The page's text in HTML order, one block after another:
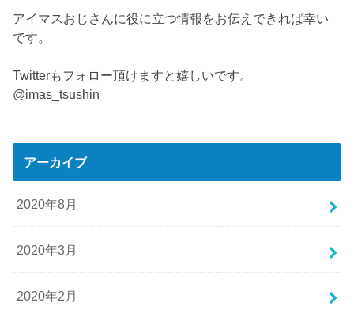
アイマスおじさんに役に立つ情報をお伝えできれば幸い
です。
Twitterもフォロー頂けますと嬉しいです。
@imas_tsushin
アーカイブ
2020年8月
2020年3月
2020年2月